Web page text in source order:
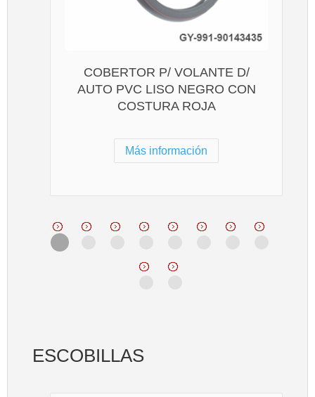
COBERTOR P/ VOLANTE D/
AUTO PVC LISO NEGRO CON
COSTURA ROJA
Más información
ESCOBILLAS